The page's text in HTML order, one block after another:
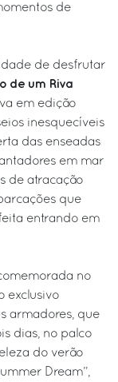
de
de desfrutar
de um Riva
em edição
inesquecíveis
das enseadas
em mar
de atracação
que
entrando em
no
exclusivo
armadores, que
dias, no palco
do verão
Dream”,